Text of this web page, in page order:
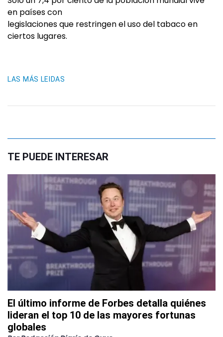
en países con
legislaciones que restringen el uso del tabaco en
ciertos lugares.
LAS MÁS LEIDAS
TE PUEDE INTERESAR
El último informe de Forbes detalla quiénes
lideran el top 10 de las mayores fortunas
globales